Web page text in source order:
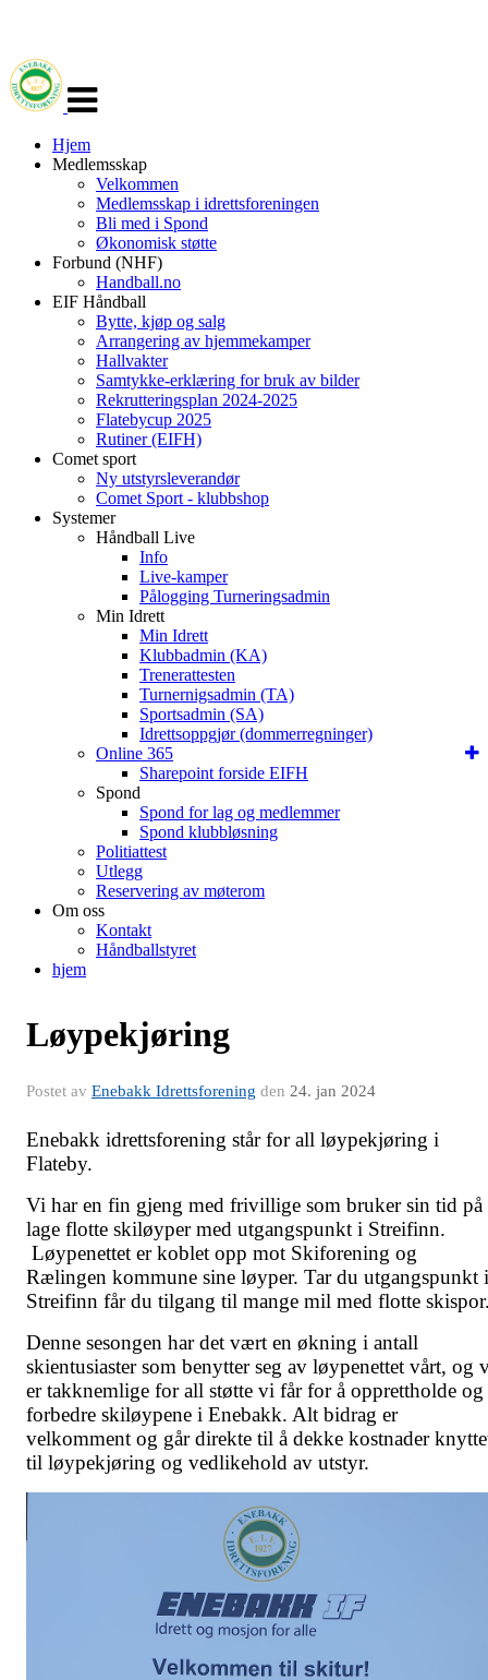
navigasjon
Hjem
Medlemsskap
Velkommen
Medlemsskap i idrettsforeningen
Bli med i Spond
Økonomisk støtte
Forbund (NHF)
Handball.no
EIF Håndball
Bytte, kjøp og salg
Arrangering av hjemmekamper
Hallvakter
Samtykke-erklæring for bruk av bilder
Rekrutteringsplan 2024-2025
Flatebycup 2025
Rutiner (EIFH)
Comet sport
Ny utstyrsleverandør
Comet Sport - klubbshop
Systemer
Håndball Live
Info
Live-kamper
Pålogging Turneringsadmin
Min Idrett
Min Idrett
Klubbadmin (KA)
Trenerattesten
Turnernigsadmin (TA)
Sportsadmin (SA)
Idrettsoppgjør (dommerregninger)
Online 365
Sharepoint forside EIFH
Spond
Spond for lag og medlemmer
Spond klubbløsning
Politiattest
Utlegg
Reservering av møterom
Om oss
Kontakt
Håndballstyret
hjem
Løypekjøring
Postet av Enebakk Idrettsforening den 24. jan 2024
Enebakk idrettsforening står for all løypekjøring i
Flateby.
Vi har en fin gjeng med frivillige som bruker sin tid på
lage flotte skiløyper med utgangspunkt i Streifinn.
Løypenettet er koblet opp mot Skiforening og
Rælingen kommune sine løyper. Tar du utgangspunkt i
Streifinn får du tilgang til mange mil med flotte
Denne sesongen har det vært en økning i antall
skientusiaster som benytter seg av løypenettet vårt, og
er takknemlige for all støtte vi får for å opprettholde og
forbedre skiløypene i Enebakk. Alt bidrag er
velkomment og går direkte til å dekke kostnader
til løypekjøring og vedlikehold av utstyr.